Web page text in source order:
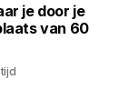
je door je
van 60